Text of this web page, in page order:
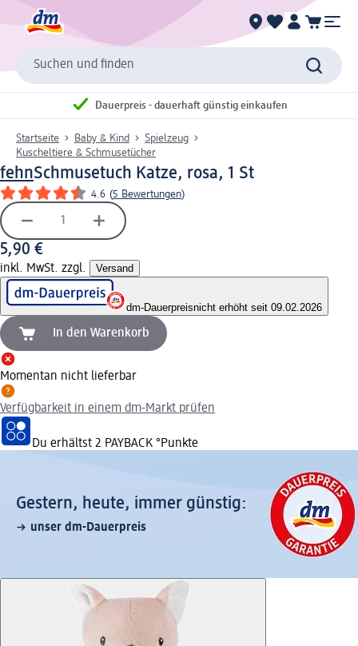
Suchen und finden
Dauerpreis - dauerhaft günstig einkaufen
Startseite Baby & Kind
Spielzeug
Kuscheltiere & Schmusetücher
fehnSchmusetuch Katze, rosa, 1 St
4.6 (5 Bewertungen)
5,90 €
inkl. MwSt. zzgl. Versand
dm-Dauerpreisnicht erhöht seit 09.02.2026
In den Warenkorb
Momentan nicht lieferbar
Verfügbarkeit in einem dm-Markt prüfen
Du erhältst 2 PAYBACK °Punkte
Gestern, heute, immer günstig:
unser dm-Dauerpreis